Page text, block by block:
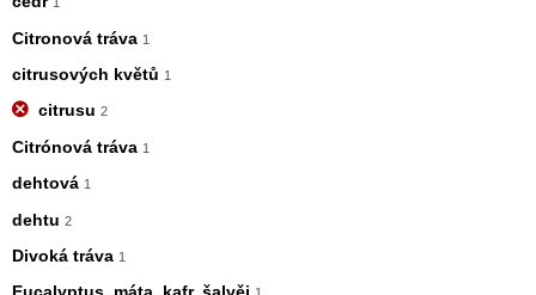
Citronová tráva 1
citrusových květů 1
citrusu 2
Citrónová tráva 1
dehtová 1
dehtu 2
Divoká tráva 1